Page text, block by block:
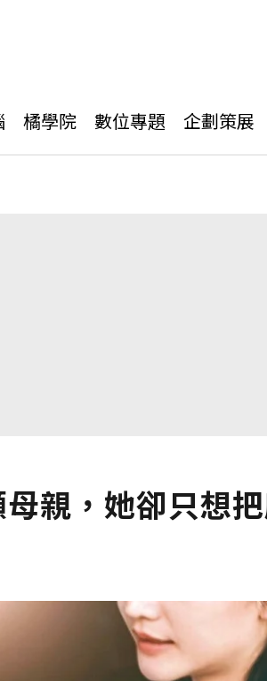
橘學院 數位專題 企劃策展
親，她卻只想